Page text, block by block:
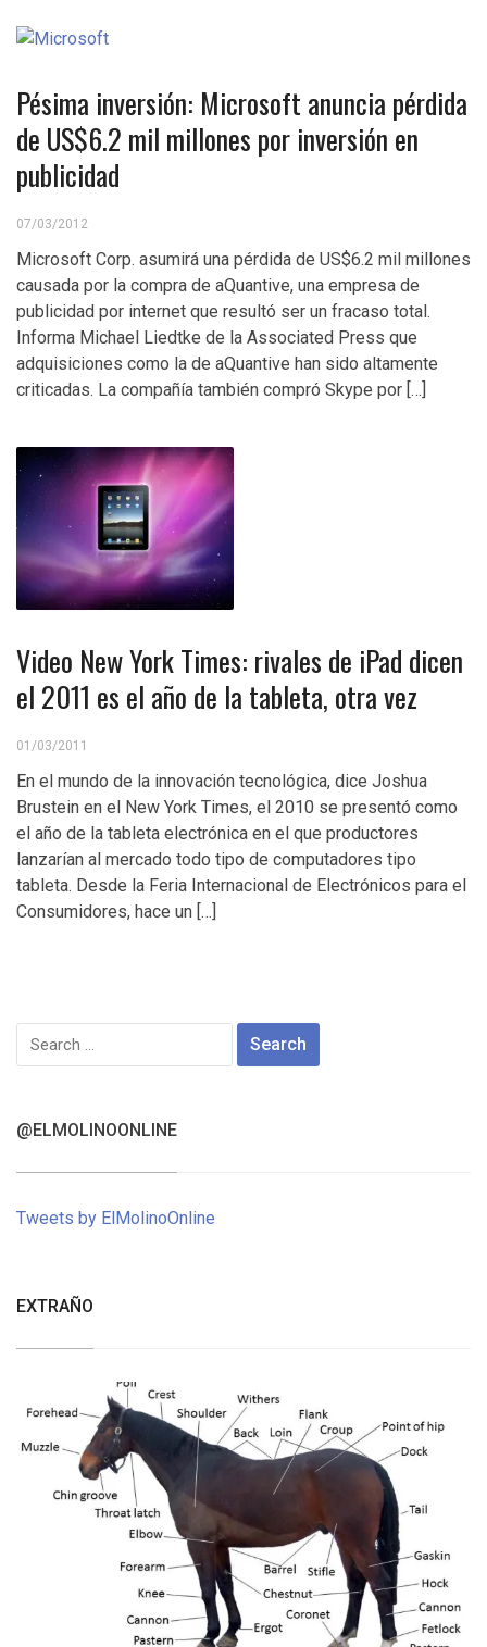
Pésima inversión: Microsoft anuncia pérdida
de US$6.2 mil millones por inversión en
publicidad
07/03/2012
Microsoft Corp. asumirá una pérdida de US$6.2 mil millones
causada por la compra de aQuantive, una empresa de
publicidad por internet que resultó ser un fracaso total.
Informa Michael Liedtke de la Associated Press que
adquisiciones como la de aQuantive han sido altamente
criticadas. La compañía también compró Skype por […]
Video New York Times: rivales de iPad dicen
el 2011 es el año de la tableta, otra vez
01/03/2011
En el mundo de la innovación tecnológica, dice Joshua
Brustein en el New York Times, el 2010 se presentó como
el año de la tableta electrónica en el que productores
lanzarían al mercado todo tipo de computadores tipo
tableta. Desde la Feria Internacional de Electrónicos para el
Consumidores, hace un […]
Search
@ELMOLINOONLINE
Tweets by ElMolinoOnline
EXTRAÑO